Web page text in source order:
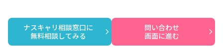
ナスキャリ相談窓口に
無料相談してみる
問い合わせ
画面に進む